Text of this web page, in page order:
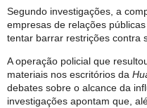
Segundo investigações, a
empresas de relações
tentar barrar restrições contra
A operação policial que
materiais nos escritórios da
debates sobre o alcance da
investigações apontam que,